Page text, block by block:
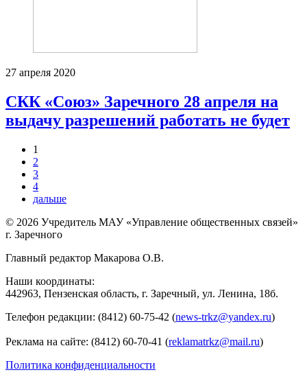
27 апреля 2020
СКК «Союз» Заречного 28 апреля на
выдачу разрешений работать не будет
Нумерация
страниц
1
2
3
4
дальше
© 2026 Учредитель МАУ «Управление общественных связей»
г. Заречного
Главный редактор Макарова О.В.
Наши координаты:
442963, Пензенская область, г. Заречный, ул. Ленина, 18б.
Телефон редакции: (8412) 60-75-42 (news-trkz@yandex.ru)
Реклама на сайте: (8412) 60-70-41 (reklamatrkz@mail.ru)
Политика конфиденциальности